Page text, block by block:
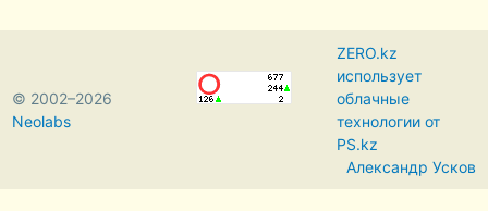
© 2002–2026
Neolabs
ZERO.kz
использует
облачные
технологии от
PS.kz
Александр Усков